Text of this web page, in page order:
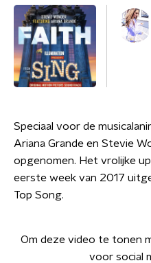
Speciaal voor de
Ariana Grande en Stevie
opgenomen. Het vrolijke
eerste week van 2017
Top Song.
Om deze video te tonen
voor social